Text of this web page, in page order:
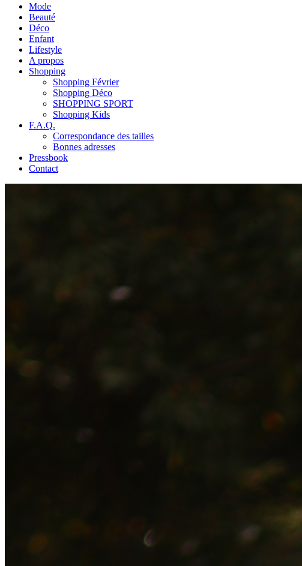
Mode
Beauté
Déco
Enfant
Lifestyle
A propos
Shopping
Shopping Février
Shopping Déco
SHOPPING SPORT
Shopping Kids
F.A.Q.
Correspondance des tailles
Bonnes adresses
Pressbook
Contact